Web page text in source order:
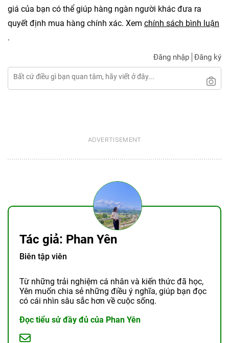
giá của bạn có thể giúp hàng ngàn người khác đưa ra
quyết định mua hàng chính xác. Xem chính sách bình luận
.
Đăng nhập Đăng ký
Tác giả: Phan Yên
Biên tập viên
Từ những trải nghiệm cá nhân và kiến thức đã học,
Yên muốn chia sẻ những điều ý nghĩa, giúp bạn đọc
có cái nhìn sâu sắc hơn về cuộc sống.
Đọc tiểu sử đầy đủ của Phan Yên